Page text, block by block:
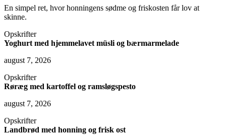
En simpel ret, hvor honningens sødme og friskosten får lov at
skinne.
Opskrifter
Yoghurt med hjemmelavet müsli og bærmarmelade
august 7, 2026
Opskrifter
Røræg med kartoffel og ramsløgspesto
august 7, 2026
Opskrifter
Landbrød med honning og frisk ost